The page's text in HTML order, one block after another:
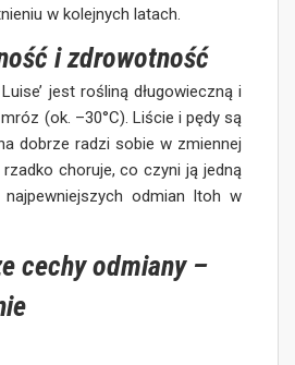
w kolejnych latach.
i zdrowotność
jest rośliną długowieczną i
(ok. –30°C). Liście i pędy są
dobrze radzi sobie w zmiennej
choruje, co czyni ją jedną
najpewniejszych odmian Itoh w
cechy odmiany –